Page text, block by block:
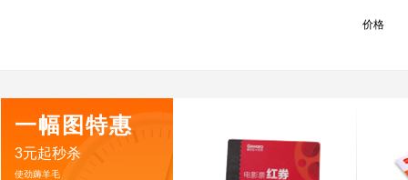
价格
一幅图特惠
3元起秒杀
使劲薅羊毛